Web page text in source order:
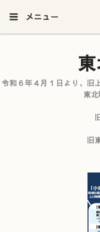
メニュー
令和６年４月１日より、旧
東
旧